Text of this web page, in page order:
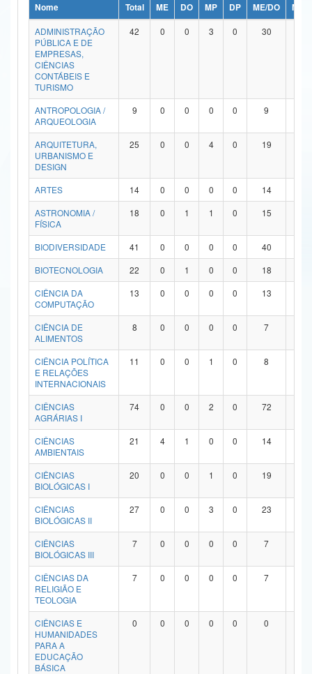
Ministério da Ciência, Tecnologia, Inovações e Comunicações
Ministério do Meio Ambiente
Ministério do Turismo
Ministério do Desenvolvimento Regional
Controladoria-Geral da União
Ministério da Mulher, da Família e dos Direitos Humanos
Secretaria de Governo
Advocacia-Geral da União
Banco Central do Brasil
Nome Total ME DO MP DP ME/DO
MP/
ADMINISTRAÇÃO
PÚBLICA E DE
EMPRESAS,
CIÊNCIAS
CONTÁBEIS E
TURISMO
42 0 0 3 0 30
ANTROPOLOGIA /
ARQUEOLOGIA
9 0 0 0 0 9
ARQUITETURA,
URBANISMO E
DESIGN
25 0 0 4 0 19
ARTES 14 0 0 0 0 14
ASTRONOMIA /
FÍSICA
18 0 1 1 0 15
BIODIVERSIDADE 41 0 0 0 0 40
BIOTECNOLOGIA
22 0 1 0 0 18
CIÊNCIA DA
COMPUTAÇÃO
13 0 0 0 0 13
CIÊNCIA DE
ALIMENTOS
8 0 0 0 0 7
CIÊNCIA POLÍTICA
E RELAÇÕES
INTERNACIONAIS
11 0 0 1 0 8
CIÊNCIAS
AGRÁRIAS I
74 0 0 2 0 72
CIÊNCIAS
AMBIENTAIS
21 4 1 0 0 14
CIÊNCIAS
BIOLÓGICAS I
20 0 0 1 0 19
CIÊNCIAS
BIOLÓGICAS II
27 0 0 3 0 23
CIÊNCIAS
BIOLÓGICAS III
7 0 0 0 0 7
CIÊNCIAS DA
RELIGIÃO E
TEOLOGIA
7 0 0 0 0 7
CIÊNCIAS E
HUMANIDADES
PARA A
EDUCAÇÃO
BÁSICA
0 0 0 0 0 0